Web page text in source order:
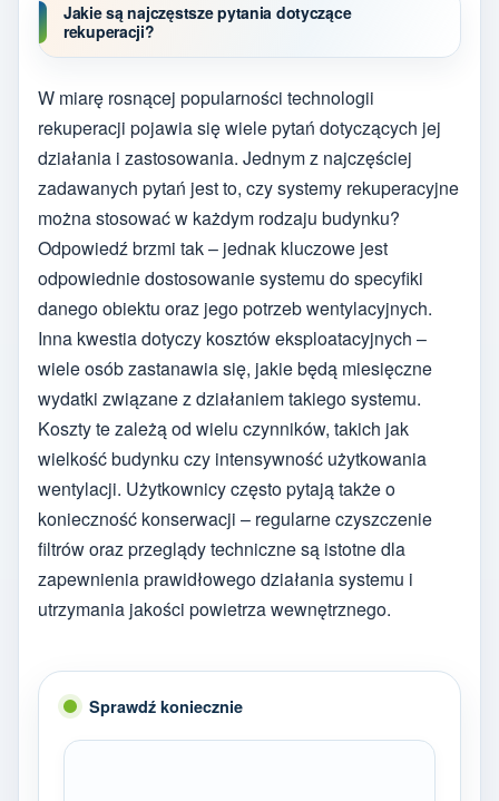
Jakie są najczęstsze pytania dotyczące
rekuperacji?
W miarę rosnącej popularności technologii
rekuperacji pojawia się wiele pytań dotyczących jej
działania i zastosowania. Jednym z najczęściej
zadawanych pytań jest to, czy systemy rekuperacyjne
można stosować w każdym rodzaju budynku?
Odpowiedź brzmi tak – jednak kluczowe jest
odpowiednie dostosowanie systemu do specyfiki
danego obiektu oraz jego potrzeb wentylacyjnych.
Inna kwestia dotyczy kosztów eksploatacyjnych –
wiele osób zastanawia się, jakie będą miesięczne
wydatki związane z działaniem takiego systemu.
Koszty te zależą od wielu czynników, takich jak
wielkość budynku czy intensywność użytkowania
wentylacji. Użytkownicy często pytają także o
konieczność konserwacji – regularne czyszczenie
filtrów oraz przeglądy techniczne są istotne dla
zapewnienia prawidłowego działania systemu i
utrzymania jakości powietrza wewnętrznego.
Sprawdź koniecznie